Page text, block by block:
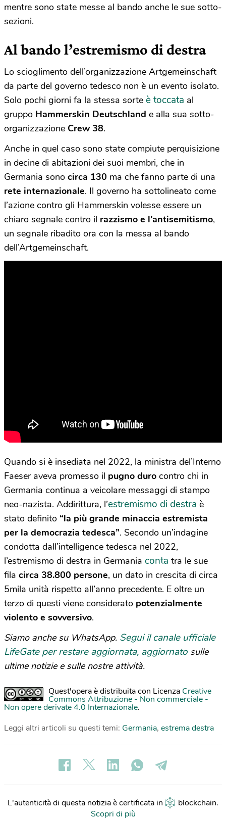
mentre sono state messe al bando anche le sue sotto-
sezioni.
Al bando l’estremismo di destra
Lo scioglimento dell’organizzazione Artgemeinschaft
da parte del governo tedesco non è un evento isolato.
Solo pochi giorni fa la stessa sorte è toccata al
gruppo Hammerskin Deutschland e alla sua sotto-
organizzazione Crew 38.
Anche in quel caso sono state compiute perquisizione
in decine di abitazioni dei suoi membri, che in
Germania sono circa 130 ma che fanno parte di una
rete internazionale. Il governo ha sottolineato come
l’azione contro gli Hammerskin volesse essere un
chiaro segnale contro il razzismo e l’antisemitismo,
un segnale ribadito ora con la messa al bando
dell’Artgemeinschaft.
Quando si è insediata nel 2022, la ministra del’Interno
Faeser aveva promesso il pugno duro contro chi in
Germania continua a veicolare messaggi di stampo
neo-nazista. Addirittura, l’estremismo di destra è
stato definito “la più grande minaccia estremista
per la democrazia tedesca”. Secondo un’indagine
condotta dall’intelligence tedesca nel 2022,
l’estremismo di destra in Germania conta tra le sue
fila circa 38.800 persone, un dato in crescita di circa
5mila unità rispetto all’anno precedente. E oltre un
terzo di questi viene considerato potenzialmente
violento e sovversivo.
Siamo anche su WhatsApp. Segui il canale ufficiale
LifeGate per restare aggiornata, aggiornato sulle
ultime notizie e sulle nostre attività.
Quest'opera è distribuita con Licenza Creative
Commons Attribuzione - Non commerciale -
Non opere derivate 4.0 Internazionale.
Leggi altri articoli su questi temi: Germania, estrema destra
L'autenticità di questa notizia è certificata in blockchain.
Scopri di più